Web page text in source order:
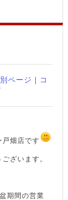
ページ ｜ コ
畑店です
ざいます。
期間の営業